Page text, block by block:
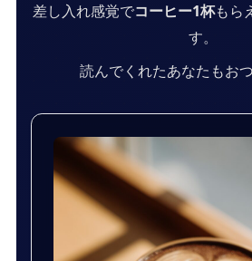
差し入れ感覚でコーヒー1杯もら
す。
読んでくれたあなたもお